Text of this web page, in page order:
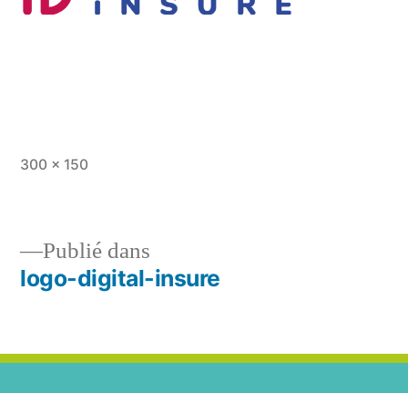
300 × 150
Publié dans
logo-digital-insure